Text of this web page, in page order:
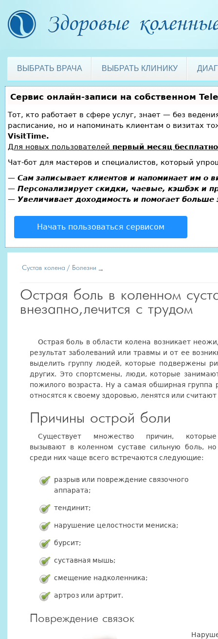
ВЫБРАТЬ ВРАЧА ВЫБРАТЬ КЛИНИКУ
Сервис онлайн-записи на собственном
Тот, кто работает в сфере услуг, знает — без
расписание, но и напоминать клиентам о
VisitTime.
Для новых пользователей первый месяц бесплатно
Чат-бот для мастеров и специалистов, который
— Сам записывает клиентов и напоминает им о
— Персонализирует скидки, чаевые, кэшбэк и
— Увеличивает доходимость и помогает больше
Начать пользоваться сервисом
Сустав колена Болезни
Острая боль в коленном
внезапно, лечится с трудом
Острая боль в области колена возникает
результат заболеваний или травмы и от ее
выделить группу людей, которые подвержены
других. Это спортсмены, люди, которые
пожилого возраста. Ну а самая обширная группа
относятся к своему здоровью, ленятся или
Причины острой боли
Существует множество причин, которые
вызывают в коленном суставе сильную боль, но
среди них чаще всего встречаются следующие:
разрыв или повреждение связочного
аппарата;
тендинит;
нарушение целостности мениска;
бурсит;
суставная мышь;
смещение надколенника;
артроз или артрит.
Повреждение связок